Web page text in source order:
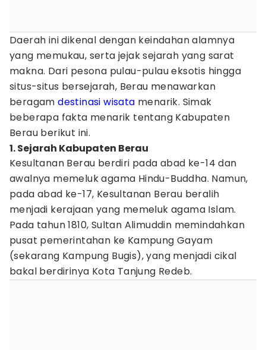
Daerah ini dikenal dengan keindahan alamnya
yang memukau, serta jejak sejarah yang sarat
makna. Dari pesona pulau-pulau eksotis hingga
situs-situs bersejarah, Berau menawarkan
beragamdestinasi wisata menarik. Simak
beberapa fakta menarik tentang Kabupaten
Berau berikut ini.
1. Sejarah Kabupaten Berau
Kesultanan Berau berdiri pada abad ke-14 dan
awalnya memeluk agama Hindu-Buddha. Namun,
pada abad ke-17, Kesultanan Berau beralih
menjadi kerajaan yang memeluk agama Islam.
Pada tahun 1810, Sultan Alimuddin memindahkan
pusat pemerintahan ke Kampung Gayam
(sekarang Kampung Bugis), yang menjadi cikal
bakal berdirinya Kota Tanjung Redeb.